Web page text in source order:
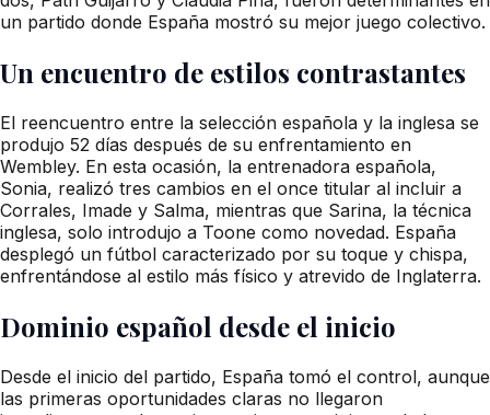
un partido donde España mostró su mejor juego colectivo.
Un encuentro de estilos contrastantes
El reencuentro entre la selección española y la inglesa se
produjo 52 días después de su enfrentamiento en
Wembley. En esta ocasión, la entrenadora española,
Sonia, realizó tres cambios en el once titular al incluir a
Corrales, Imade y Salma, mientras que Sarina, la técnica
inglesa, solo introdujo a Toone como novedad. España
desplegó un fútbol caracterizado por su toque y chispa,
enfrentándose al estilo más físico y atrevido de Inglaterra.
Dominio español desde el inicio
Desde el inicio del partido, España tomó el control, aunque
las primeras oportunidades claras no llegaron